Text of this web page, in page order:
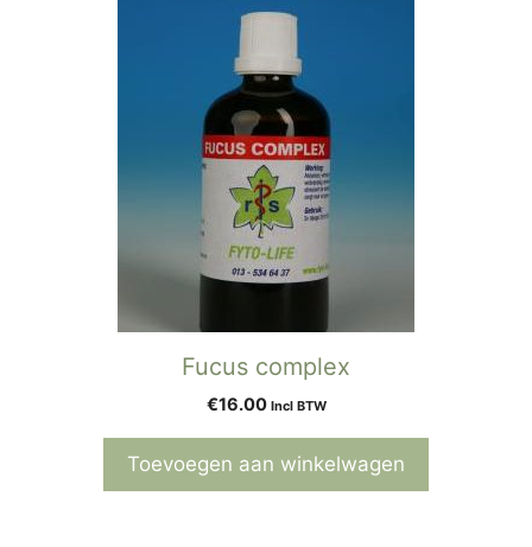
Fucus complex
€16.00 Incl BTW
Toevoegen aan winkelwagen